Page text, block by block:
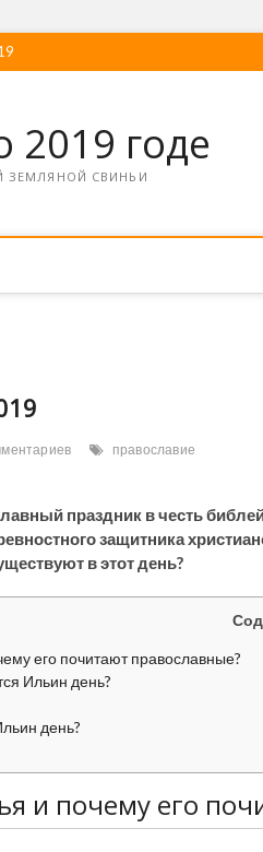
2019 годе
ЗЕМЛЯНОЙ СВИНЬИ
православие
праздник в честь
защитника
в этот день?
его почитают православные?
Ильин день?
день?
и почему его